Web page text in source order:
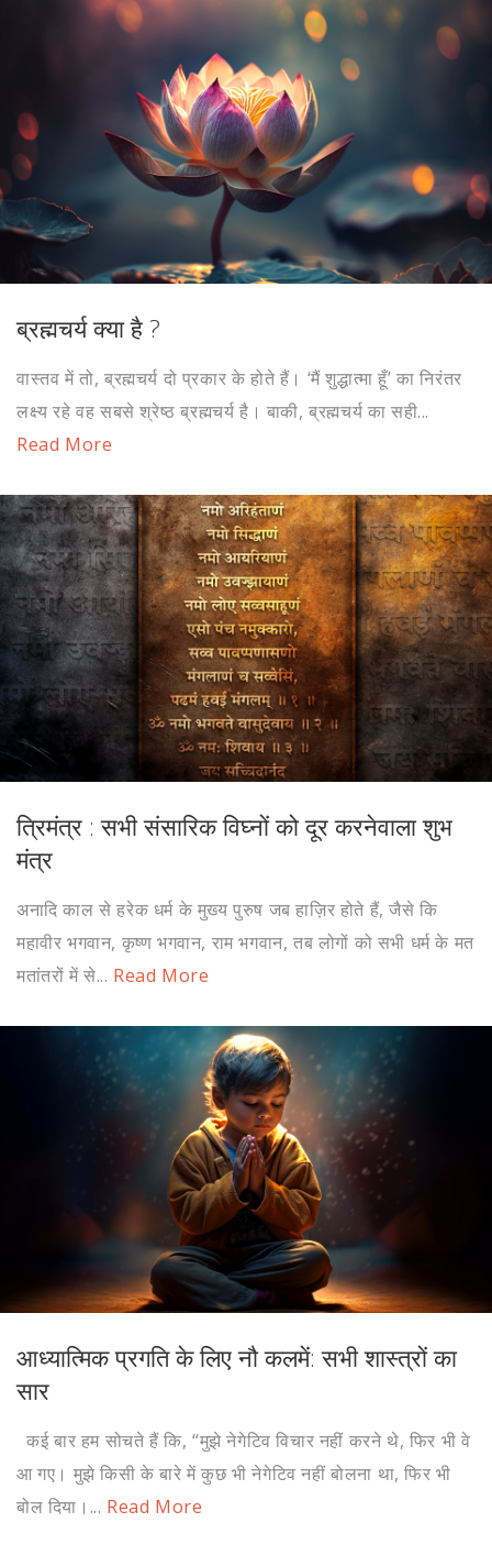
ब्रह्मचर्य क्या है ?
वास्तव में तो, ब्रह्मचर्य दो प्रकार के होते हैं। ‘मैं शुद्धात्मा हूँ’ का निरंतर
लक्ष्य रहे वह सबसे श्रेष्ठ ब्रह्मचर्य है। बाकी, ब्रह्मचर्य का सही...
Read More
त्रिमंत्र : सभी संसारिक विघ्नों को दूर करनेवाला शुभ
मंत्र
अनादि काल से हरेक धर्म के मुख्य पुरुष जब हाज़िर होते हैं, जैसे कि
महावीर भगवान, कृष्ण भगवान, राम भगवान, तब लोगों को सभी धर्म के मत
मतांतरों में से... Read More
आध्यात्मिक प्रगति के लिए नौ कलमें: सभी शास्त्रों का
सार
कई बार हम सोचते हैं कि, “मुझे नेगेटिव विचार नहीं करने थे, फिर भी वे
आ गए। मुझे किसी के बारे में कुछ भी नेगेटिव नहीं बोलना था, फिर भी
बोल दिया।... Read More